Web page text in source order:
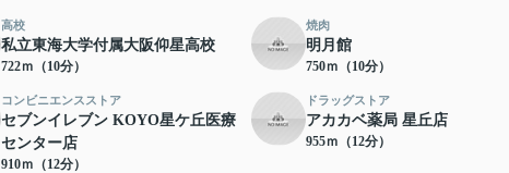
高校
私立東海大学付属大阪仰星高校
722ｍ（10分）
焼肉
明月館
750ｍ（10分）
コンビニエンスストア
セブンイレブン KOYO星ケ丘医療
センター店
910ｍ（12分）
ドラッグストア
アカカベ薬局 星丘店
955ｍ（12分）